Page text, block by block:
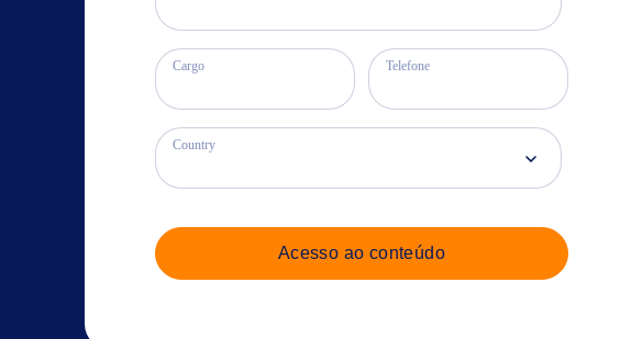
Cargo Telefone
Country
Acesso ao conteúdo